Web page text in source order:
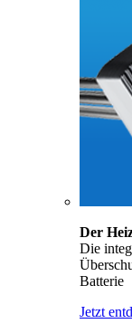
Der
Die
Batterie
Jetzt